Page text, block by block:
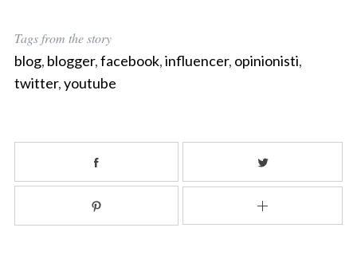
Tags from the story
blog, blogger,facebook,influencer, opinionisti,
twitter,youtube
o
r